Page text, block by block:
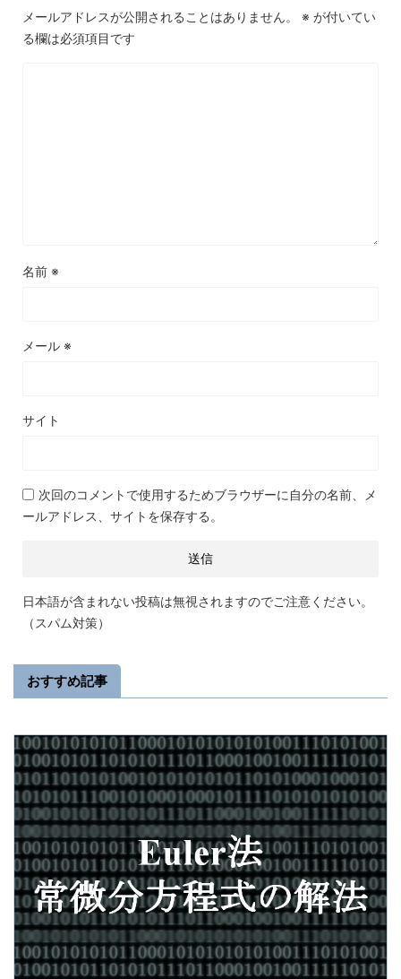
メールアドレスが公開されることはありません。 ※ が付いてい
る欄は必須項目です
名前 ※
メール ※
サイト
次回のコメントで使用するためブラウザーに自分の名前、メ
ールアドレス、サイトを保存する。
日本語が含まれない投稿は無視されますのでご注意ください。
（スパム対策）
おすすめ記事